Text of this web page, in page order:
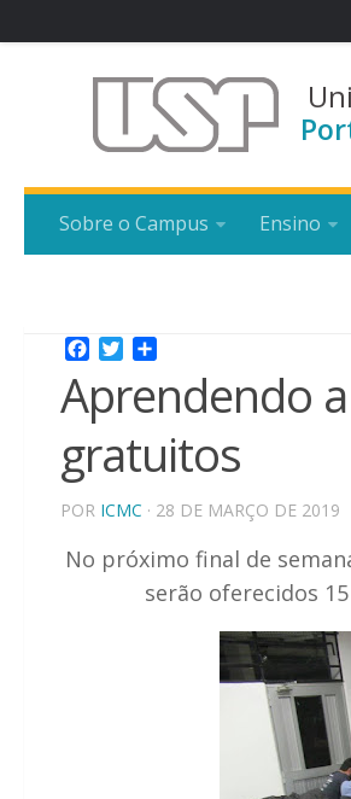
Sobre o Campus Ensino
Facebook
Twitter
Aprendendo
gratuitos
POR ICMC · 28 DE MARÇO DE 2019
No próximo final de
serão oferecidos